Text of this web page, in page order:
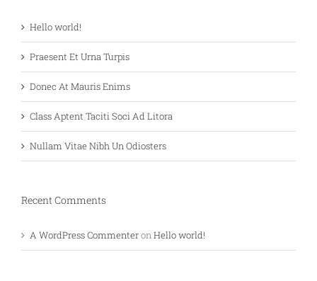
Hello world!
Praesent Et Urna Turpis
Donec At Mauris Enims
Class Aptent Taciti Soci Ad Litora
Nullam Vitae Nibh Un Odiosters
Recent Comments
A WordPress CommenteronHello world!